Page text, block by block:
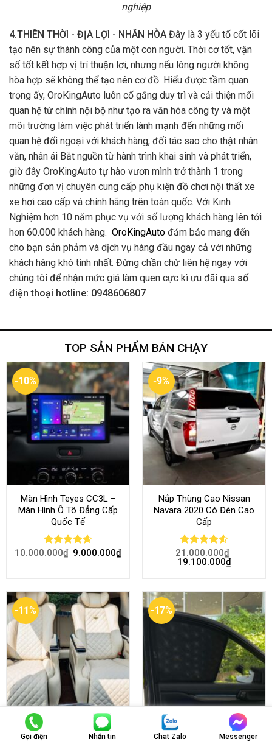
nghiệp
4.THIÊN THỜI - ĐỊA LỢI - NHÂN HÒA Đây là 3 yếu tố cốt lõi
tạo nên sự thành công của một con người. Thời cơ tốt, vận
số tốt kết hợp vị trí thuận lợi, nhưng nếu lòng người không
hòa hợp sẽ không thể tạo nên cơ đồ. Hiểu được tầm quan
trọng ấy, OroKingAuto luôn cố gắng duy trì và cải thiện mối
quan hệ từ chính nội bộ như tạo ra văn hóa công ty và một
môi trường làm việc phát triển lành mạnh đến những mối
quan hệ đối ngoại với khách hàng, đối tác sao cho thật nhân
văn, nhân ái Bắt nguồn từ hành trình khai sinh và phát triển,
giờ đây OroKingAuto tự hào vươn mình trở thành 1 trong
những đơn vị chuyên cung cấp phụ kiện đồ chơi nội thất xe
xe hơi cao cấp và chính hãng trên toàn quốc. Với Kinh
Nghiệm hơn 10 năm phục vụ với số lượng khách hàng lên tới
hơn 60.000 khách hàng. OroKingAuto đảm bảo mang đến
cho bạn sản phảm và dịch vụ hàng đầu ngay cả với những
khách hàng khó tính nhất. Đừng chần chừ liên hệ ngay với
chúng tôi để nhận mức giá làm quen cực kì ưu đãi qua số
điện thoại hotline: 0948606807
TOP SẢN PHẨM BÁN CHẠY
-10%
Màn Hình Teyes CC3L –
Màn Hình Ô Tô Đẳng Cấp
Quốc Tế
Rated 4.68
10.000.000₫ 9.000.000₫
-9%
Nắp Thùng Cao Nissan
Navara 2020 Có Đèn Cao
Cấp
Rated4.52
out of 5
21.000.000₫
19.100.000₫
-11%
Độ Ghế Limousine Kia
Carnival sang trọng – đẳng
-17%
Rèm Che Nắng Ford
Everest 2022-2023 Loại 1
Gọi điện Nhắn tin Chat Zalo Messenger